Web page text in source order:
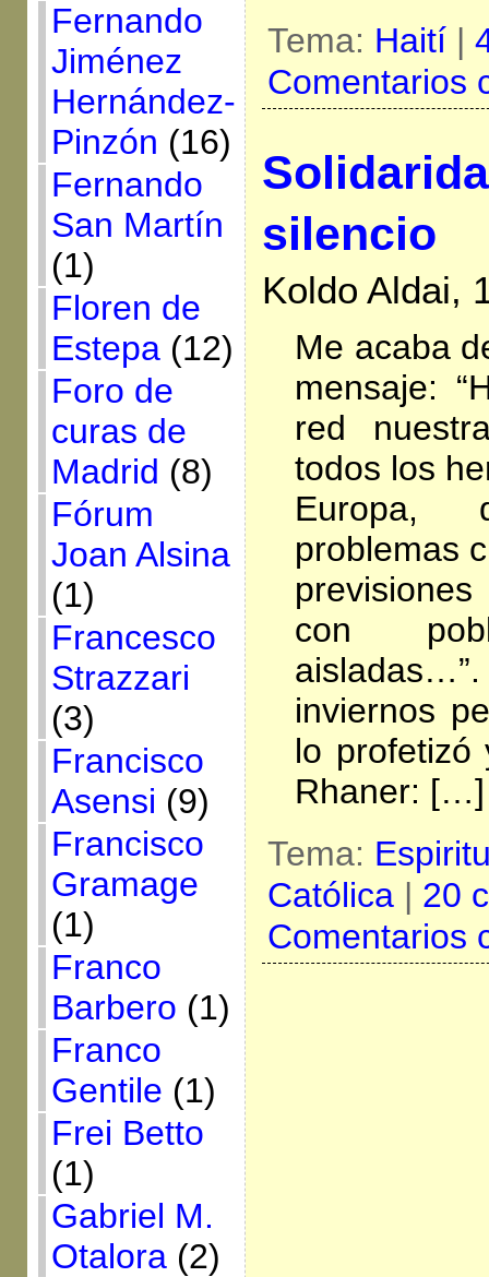
Fernando
Jiménez
Hernández-
Pinzón (16)
Fernando
San Martín
(1)
Floren de
Estepa(12)
Foro de
curas de
Madrid (8)
Fórum
Joan Alsina
(1)
Francesco
Strazzari
(3)
Francisco
Asensi (9)
Francisco
Gramage
(1)
Franco
Barbero (1)
Franco
Gentile (1)
Frei Betto
(1)
Gabriel M.
Otalora(2)
Tema: Haití|
Comentarios
silencio
Koldo Aldai,
Me acaba
mensaje:
red
todos los
Europa,
problemas
con
inviernos
lo profetizó
Rhaner: […]
Tema:
Católica| 20
Comentarios